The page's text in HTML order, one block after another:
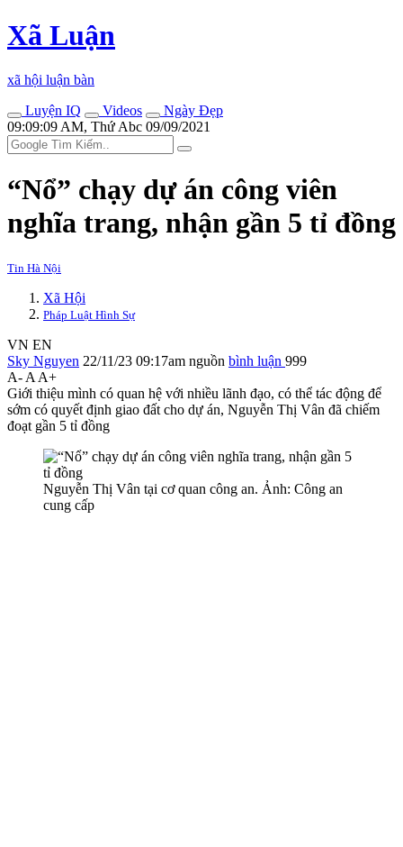
Xã Luận
xã hội luận bàn
Luyện IQ
Videos
Ngày Đẹp
09:09:09 AM, Thứ Abc 09/09/2021
“Nổ” chạy dự án công viên
nghĩa trang, nhận gần 5 tỉ đồng
Tin Hà Nội
Xã Hội
Pháp Luật Hình Sự
VN EN
Sky Nguyen 22/11/23 09:17am nguồn bình luận 999
A- A A+
Giới thiệu mình có quan hệ với nhiều lãnh đạo, có thể tác động để
sớm có quyết định giao đất cho dự án, Nguyễn Thị Vân đã chiếm
đoạt gần 5 tỉ đồng
Nguyễn Thị Vân tại cơ quan công an. Ảnh: Công an
cung cấp